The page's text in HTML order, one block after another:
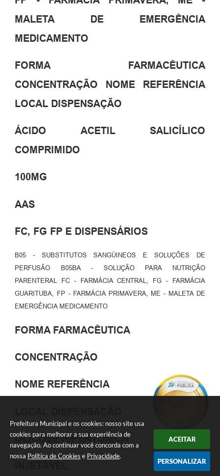
Prefeitura Municipal e os cookies: nosso site usa
cookies para melhorar a sua experiência de
navegação. Ao continuar você concorda com a
nossa Política de Cookies e Privacidade.
ACEITAR
PERSONALIZAR
MALETA DE EMERGÊNCIA
MEDICAMENTO
FORMA FARMACÊUTICA
CONCENTRAÇÃO NOME REFERÊNCIA
LOCAL DISPENSAÇÃO
ÁCIDO ACETIL SALICÍLICO
COMPRIMIDO
100MG
AAS
FC, FG FP E DISPENSÁRIOS
B05 - SUBSTITUTOS SANGÜINEOS E SOLUÇÕES DE
PERFUSÃO B05BA - SOLUÇÃO PARA NUTRIÇÃO
PARENTERAL FC - FARMÁCIA CENTRAL, FG - FARMÁCIA
GUARITUBA, FP - FARMÁCIA PRIMAVERA, ME - MALETA DE
EMERGÊNCIA MEDICAMENTO
FORMA FARMACÊUTICA
CONCENTRAÇÃO
NOME REFERÊNCIA
GLICOSE HIPERTÔNICA